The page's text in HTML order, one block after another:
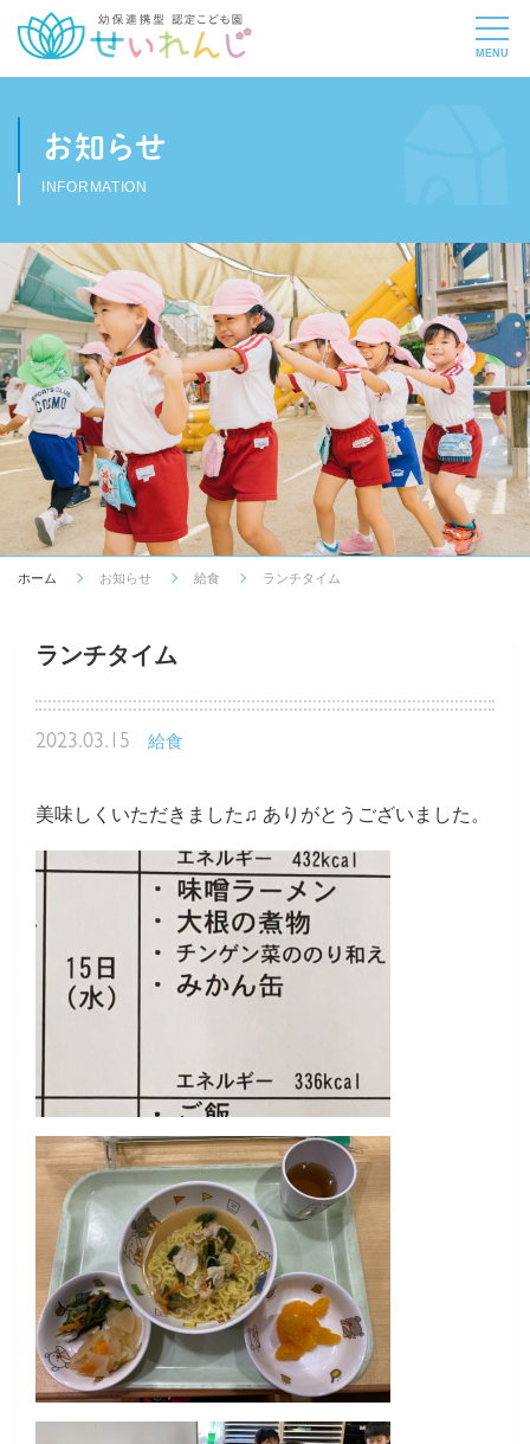
お知らせ
INFORMATION
ホーム お知らせ 給食 ランチタイム
ランチタイム
2023.03.15 給食
美味しくいただきました♫ ありがとうございました。